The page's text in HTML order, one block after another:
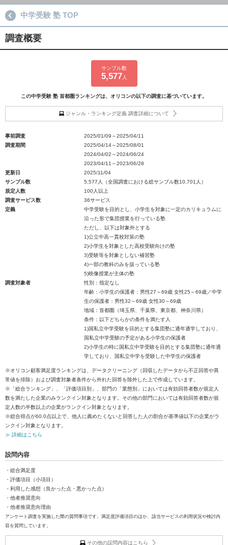
中学受験 塾 TOP
調査概要
サンプル数
5,577 人
この中学受験 塾 首都圏ランキングは、オリコンの以下の調査に基づいています。
ジャンル・ランキング定義 調査詳細について
事前調査
2025/01/09～2025/04/11
調査期間
2025/04/14～2025/08/01
2024/04/02～2024/06/24
2023/04/11～2023/06/28
更新日
2025/11/04
サンプル数
5,577人（全国調査における総サンプル数10,701人）
規定人数
100人以上
調査サービス数
36サービス
定義
中学受験を目的とし、小学生を対象に一定のカリキュラムに
沿った形で集団授業を行っている塾
ただし、以下は対象外とする
1)公立中高一貫校対策の塾
2)小学生を対象とした高校受験向けの塾
3)受験等を対象としない補習塾
4)一部の教科のみを扱っている塾
5)映像授業が主体の塾
調査対象者
性別：指定なし
年齢：小学生の保護者：男性27～69歳 女性25～69歳／中学
生の保護者：男性32～69歳 女性30～69歳
地域：首都圏（埼玉県、千葉県、東京都、神奈川県）
条件：以下どちらかの条件を満たす人
1)国私立中学受験を目的とする集団塾に通年通学しており、
国私立中学受験の予定がある小学生の保護者
2)小学生の時に国私立中学受験を目的とする集団塾に通年通
学しており、国私立中学を受験した中学生の保護者
※オリコン顧客満足度ランキングは、データクリーニング（回収したデータから不正回答や異
常値を排除）および調査対象者条件から外れた回答を除外した上で作成しています。
※「総合ランキング」、「評価項目別」、部門の「業態別」においては有効回答者数が規定人
数を満たした企業のみランクイン対象となります。その他の部門においては有効回答者数が規
定人数の半数以上の企業がランクイン対象となります。
※総合得点が60.0点以上で、他人に薦めたくないと回答した人の割合が基準値以下の企業がラ
ンクイン対象となります。
≫ 詳細はこちら
設問内容
・総合満足度
・評価項目（小項目）
・利用した感想（良かった点・悪かった点）
・他者推奨意向
・他者推奨意向理由
アンケート調査を実施した際の質問事項です。満足度評価項目のほか、該当サービスの利用状況や検討内
容を質問しています。
その他の設問内容はこちら